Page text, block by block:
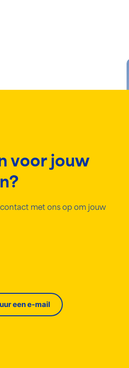
voor jouw
met ons op om jouw
een e-mail